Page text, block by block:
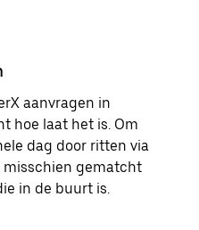
aanvragen in
hoe laat het is. Om
dag door ritten via
misschien gematcht
in de buurt is.